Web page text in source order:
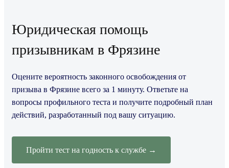
Юридическая помощь
призывникам в Фрязине
Оцените вероятность законного освобождения от
призыва в Фрязине всего за 1 минуту. Ответьте на
вопросы профильного теста и получите подробный план
действий, разработанный под вашу ситуацию.
Пройти тест на годность к службе →